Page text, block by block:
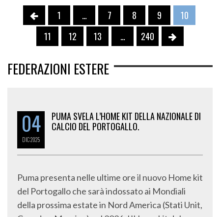
1 … 7 8 9
10
11
12 13 … 240
FEDERAZIONI ESTERE
04
DIC 2025
CALCIO DEL PORTOGALLO.
del Portogallo che sarà indossato ai Mondiali
della prossima estate in Nord America (Stati Unit,
Canada e Messico) nel 2026. L’Home kit del